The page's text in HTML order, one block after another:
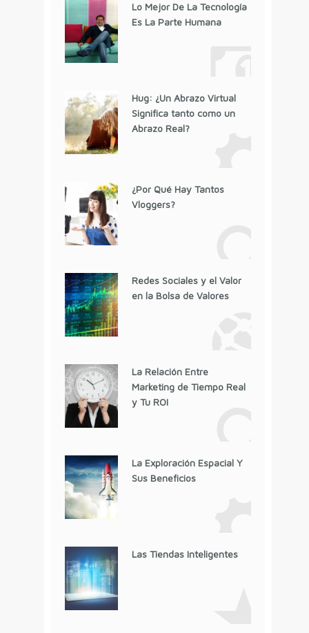
Lo Mejor De La Tecnología
Es La Parte Humana
Hug: ¿Un Abrazo Virtual
Significa tanto como un
Abrazo Real?
¿Por Qué Hay Tantos
Vloggers?
Redes Sociales y el Valor
en la Bolsa de Valores
La Relación Entre
Marketing de Tiempo Real
y Tu ROI
La Exploración Espacial Y
Sus Beneficios
Las Tiendas Inteligentes